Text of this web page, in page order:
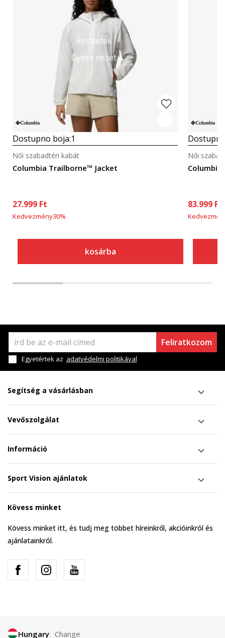
Részletek
Gyors nézet
Dostupno boja:1
Columbia Trailborne™ Jacket
Női szabadtéri kabát
27.999 Ft
Kedvezmény30%
kosárba
Columbia
Női
83.999 Ft
Feliratkozom
Egyetértek az adatvédelmi politikával
Segítség a vásárlásban
Vevőszolgálat
Információ
Sport Vision ajánlatok
Kövess minket
Kövess minket itt, és tudj meg többet híreinkről, akcióinkról és
ajánlatainkról.
Hungary Change